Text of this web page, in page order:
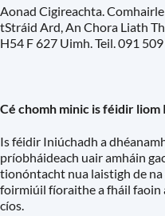
Aonad Cigireachta.
tStráid Ard, An Chora Liath
H54 F 627 Uimh. Teil. 091
Cé chomh minic is féidir liom
Is féidir Iniúchadh a
príobháideach uair amháin
tionóntacht nua laistigh de na
foirmiúil fíoraithe a fháil
cíos.